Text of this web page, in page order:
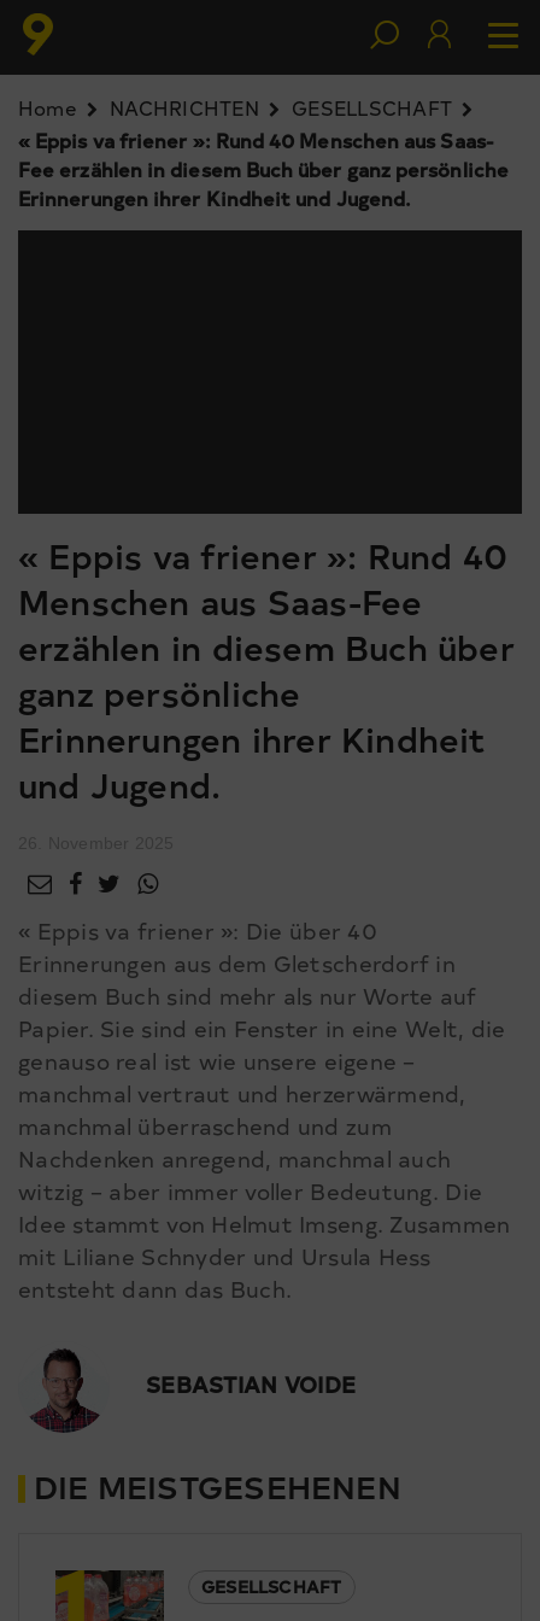
Home NACHRICHTEN
GESELLSCHAFT
« Eppis va friener »: Rund 40 Menschen aus Saas-
Fee erzählen in diesem Buch über ganz persönliche
Erinnerungen ihrer Kindheit und Jugend.
« Eppis va friener »: Rund 40
Menschen aus Saas-Fee
erzählen in diesem Buch über
ganz persönliche
Erinnerungen ihrer Kindheit
und Jugend.
« Eppis va friener »: Die über 40
Erinnerungen aus dem Gletscherdorf in
diesem Buch sind mehr als nur Worte auf
Papier. Sie sind ein Fenster in eine Welt, die
genauso real ist wie unsere eigene –
manchmal vertraut und herzerwärmend,
manchmal überraschend und zum
Nachdenken anregend, manchmal auch
witzig – aber immer voller Bedeutung. Die
Idee stammt von Helmut Imseng. Zusammen
mit Liliane Schnyder und Ursula Hess
entsteht dann das Buch.
SEBASTIAN VOIDE
DIE MEISTGESEHENEN
GESELLSCHAFT